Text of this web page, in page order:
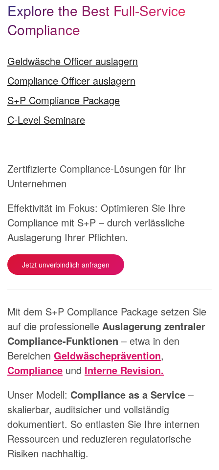
Explore the Best Full-Service
Compliance
Geldwäsche Officer auslagern
Compliance Officer auslagern
S+P Compliance Package
C-Level Seminare
Zertifizierte Compliance-Lösungen für Ihr
Unternehmen
Effektivität im Fokus: Optimieren Sie Ihre
Compliance mit S+P – durch verlässliche
Auslagerung Ihrer Pflichten.
Jetzt unverbindlich anfragen
Mit dem S+P Compliance Package setzen Sie
auf die professionelle Auslagerung zentraler
Compliance-Funktionen – etwa in den
Bereichen Geldwäscheprävention,
Compliance und Interne Revision.
Unser Modell: Compliance as a Service –
skalierbar, auditsicher und vollständig
dokumentiert. So entlasten Sie Ihre internen
Ressourcen und reduzieren regulatorische
Risiken nachhaltig.